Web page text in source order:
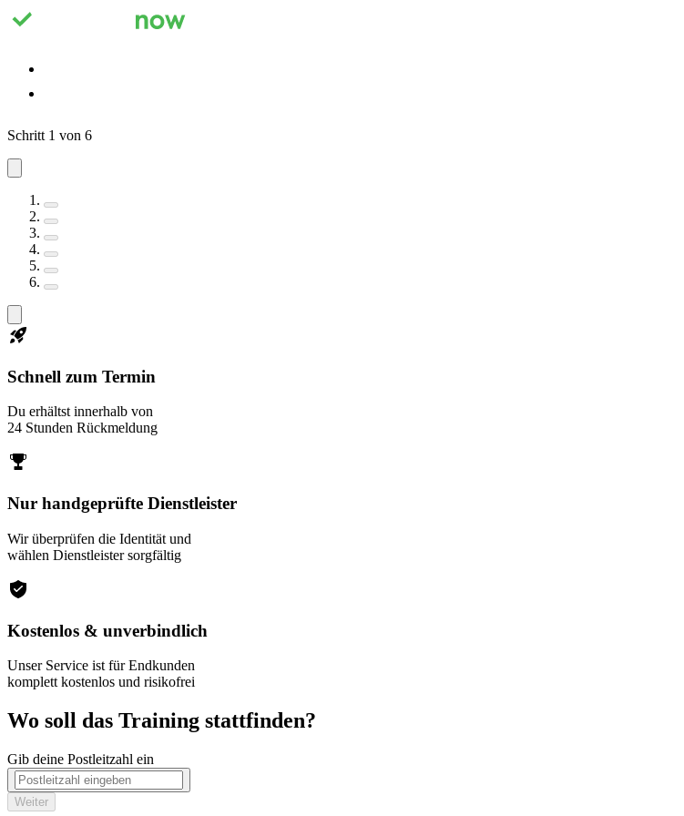
Schritt 1 von 6
Schnell zum Termin
Du erhältst innerhalb von
24 Stunden Rückmeldung
Nur handgeprüfte Dienstleister
Wir überprüfen die Identität und
wählen Dienstleister sorgfältig
Kostenlos & unverbindlich
Unser Service ist für Endkunden
komplett kostenlos und risikofrei
Wo soll das Training stattfinden?
Gib deine Postleitzahl ein
Weiter